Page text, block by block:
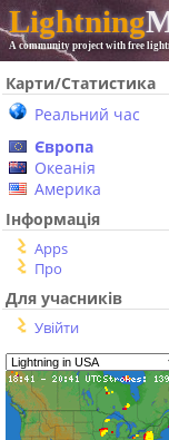
Lightning
A community project with free
Карти/Статистика
Реальний час
Європа
Океанія
Америка
Інформація
Apps
Про
Для учасників
Увійти